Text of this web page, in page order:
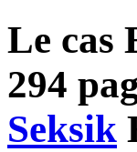
Le cas
294
Seksik